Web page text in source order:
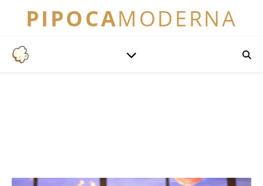
PIPOCAMODERNA